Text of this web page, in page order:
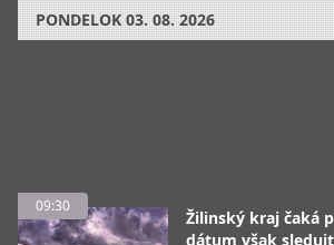
PONDELOK 03. 08. 2026
09:30
Žilinský kraj čaká
dátum však